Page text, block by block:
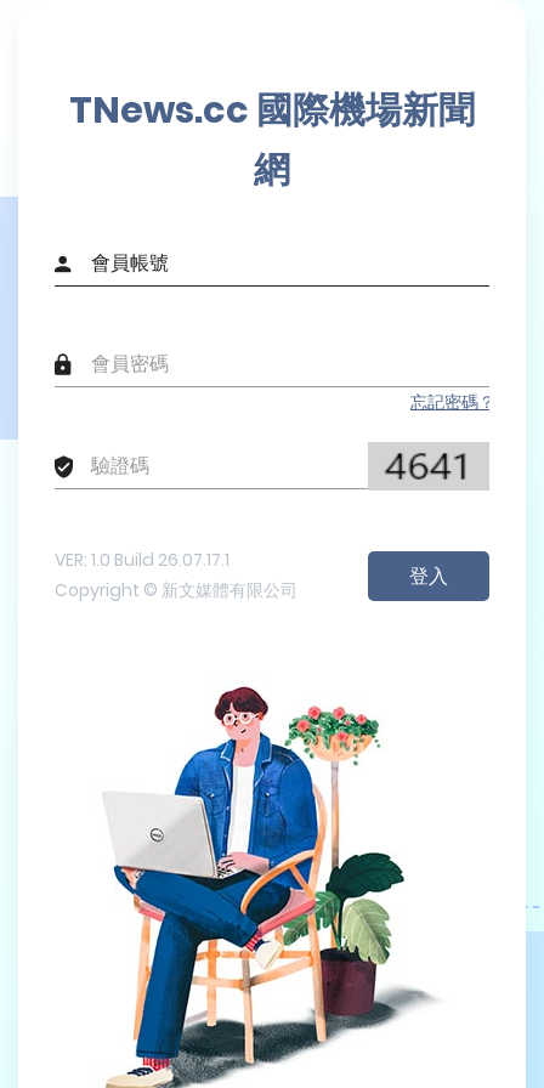
TNews.cc 國際機場新聞
網
忘記密碼？
VER: 1.0 Build 26.07.17.1
Copyright © 新文媒體有限公司